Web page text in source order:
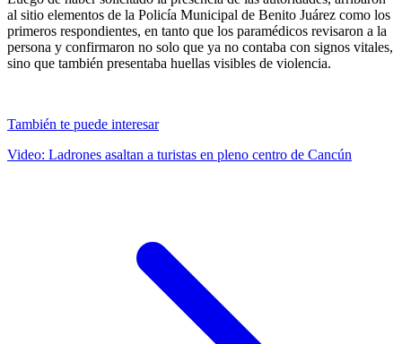
al sitio elementos de la Policía Municipal de Benito Juárez como los
primeros respondientes, en tanto que los paramédicos revisaron a la
persona y confirmaron no solo que ya no contaba con signos vitales,
sino que también presentaba huellas visibles de violencia.
También te puede interesar
Video: Ladrones asaltan a turistas en pleno centro de Cancún